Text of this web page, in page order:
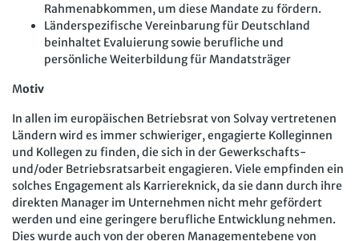
Rahmenabkommen, um diese Mandate zu fördern.
Länderspezifische Vereinbarung für Deutschland
beinhaltet Evaluierung sowie berufliche und
persönliche Weiterbildung für Mandatsträger
Motiv
In allen im europäischen Betriebsrat von Solvay vertretenen
Ländern wird es immer schwieriger, engagierte Kolleginnen
und Kollegen zu finden, die sich in der Gewerkschafts-
und/oder Betriebsratsarbeit engagieren. Viele empfinden ein
solches Engagement als Karriereknick, da sie dann durch ihre
direkten Manager im Unternehmen nicht mehr gefördert
werden und eine geringere berufliche Entwicklung nehmen.
Dies wurde auch von der oberen Managementebene von